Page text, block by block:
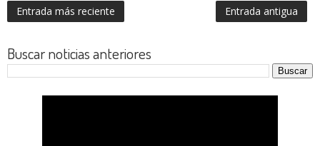
Entrada más reciente Entrada antigua
Buscar noticias anteriores